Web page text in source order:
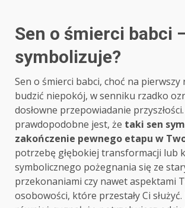
Sen o śmierci babci
symbolizuje?
Sen o śmierci babci, choć na
budzić niepokój, w senniku rzadko
dosłowne przepowiadanie
prawdopodobne jest, że taki sen
zakończenie pewnego etapu w
potrzebę głębokiej transformacji lub
symbolicznego pożegnania się ze
przekonaniami czy nawet aspektami
osobowości, które przestały Ci